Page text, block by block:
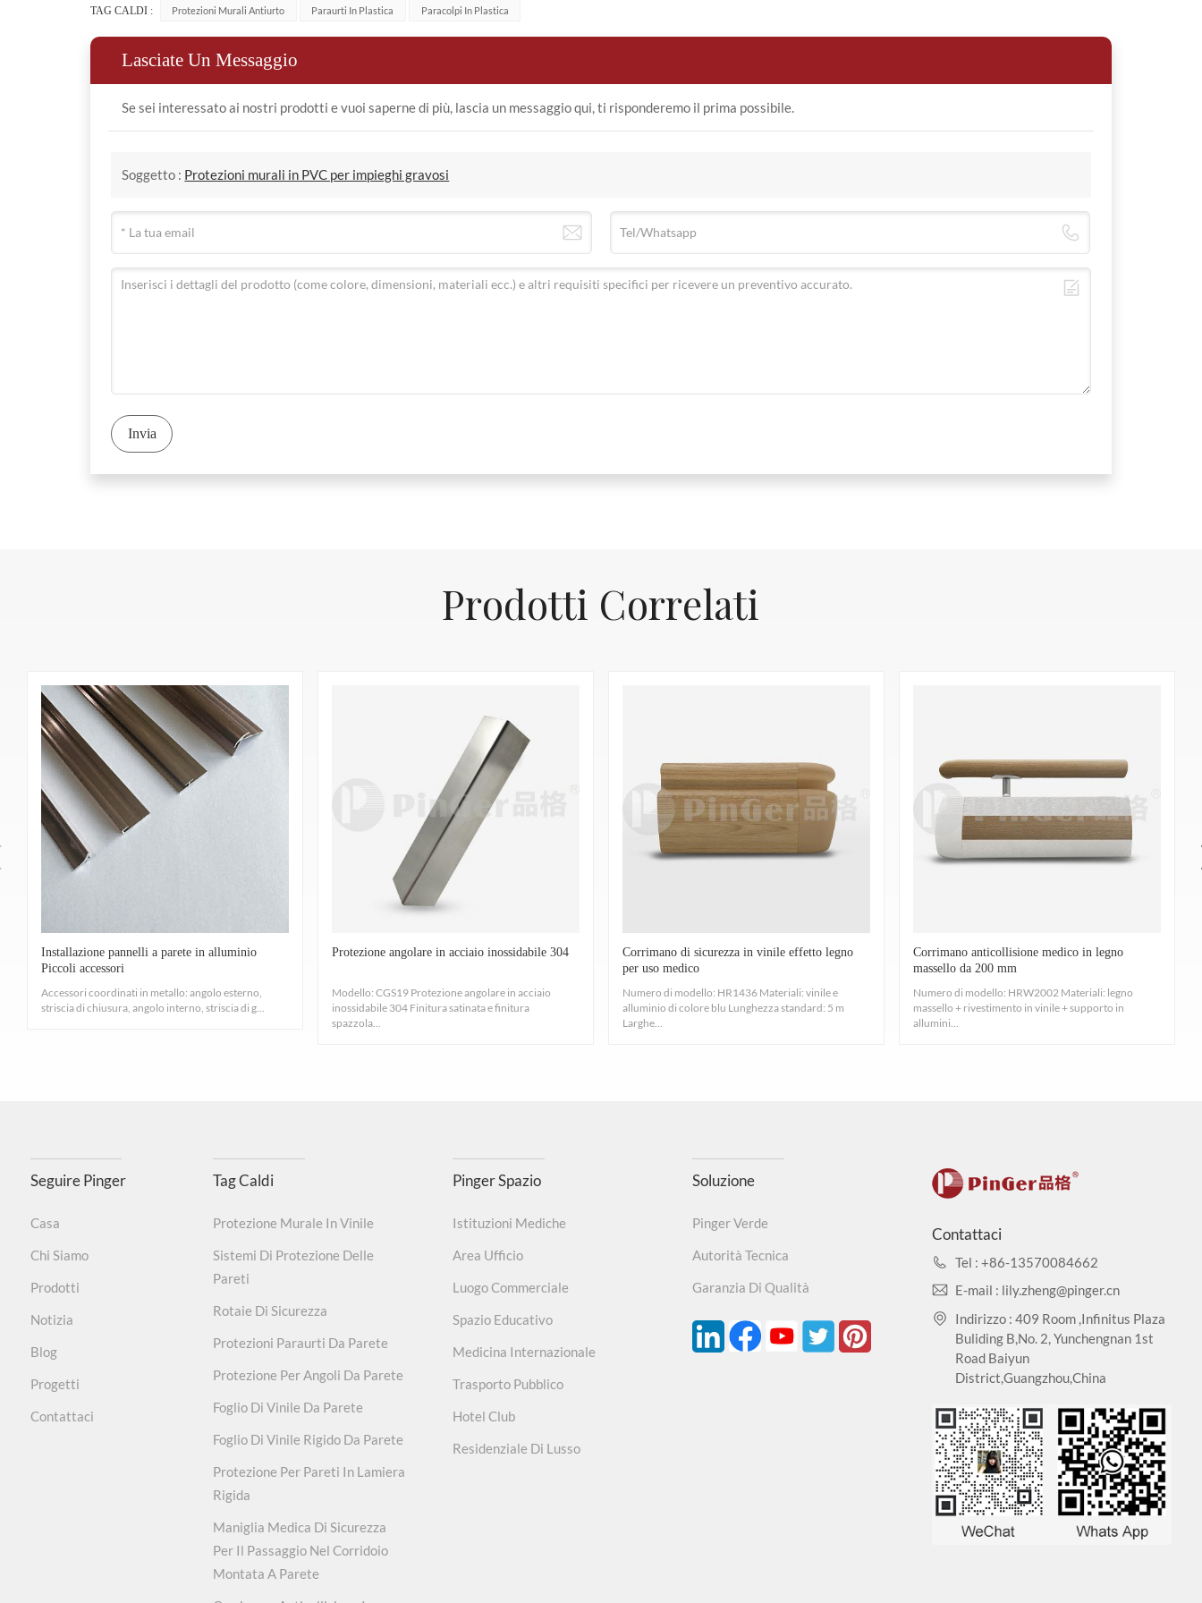
TAG CALDI : Protezioni Murali Antiurto Paraurti In Plastica Paracolpi In Plastica
Lasciate Un Messaggio
Se sei interessato ai nostri prodotti e vuoi saperne di più, lascia un messaggio qui, ti risponderemo il prima possibile.
Soggetto : Protezioni murali in PVC per impieghi gravosi
Invia
Prodotti Correlati
Installazione pannelli a parete in alluminio
Piccoli accessori
Accessori coordinati in metallo: angolo esterno,
striscia di chiusura, angolo interno, striscia di g...
Protezione angolare in acciaio inossidabile 304
Modello: CGS19 Protezione angolare in acciaio
inossidabile 304 Finitura satinata e finitura
spazzola...
Corrimano di sicurezza in vinile effetto legno
per uso medico
Numero di modello: HR1436 Materiali: vinile e
alluminio di colore blu Lunghezza standard: 5 m
Larghe...
Corrimano anticollisione medico in legno
massello da 200 mm
Numero di modello: HRW2002 Materiali: legno
massello + rivestimento in vinile + supporto in
allumini...
Seguire Pinger
Casa
Chi Siamo
Prodotti
Notizia
Blog
Progetti
Contattaci
Tag Caldi
Protezione Murale In Vinile
Sistemi Di Protezione Delle
Pareti
Rotaie Di Sicurezza
Protezioni Paraurti Da Parete
Protezione Per Angoli Da Parete
Foglio Di Vinile Da Parete
Foglio Di Vinile Rigido Da Parete
Protezione Per Pareti In Lamiera
Rigida
Maniglia Medica Di Sicurezza
Per Il Passaggio Nel Corridoio
Montata A Parete
Pinger Spazio
Istituzioni Mediche
Area Ufficio
Luogo Commerciale
Spazio Educativo
Medicina Internazionale
Trasporto Pubblico
Hotel Club
Residenziale Di Lusso
Soluzione
Pinger Verde
Autorità Tecnica
Garanzia Di Qualità
Contattaci
Tel : +86-13570084662
E-mail : lily.zheng@pinger.cn
Indirizzo : 409 Room ,Infinitus Plaza
Buliding B,No. 2, Yunchengnan 1st
Road Baiyun
District,Guangzhou,China